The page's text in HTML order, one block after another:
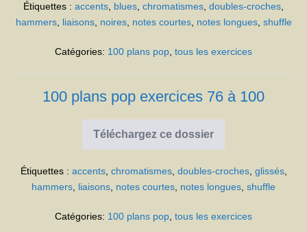
exercices
51
à
Étiquettes : accents, blues, chromatismes, doubles-croches,
hammers, liaisons, noires, notes courtes, notes longues, shuffle
Catégories: 100 plans pop, tous les exercices
100 plans pop exercices 76 à 100
Téléchargez ce dossier
100
plans
exercices
76
à
Étiquettes : accents, chromatismes, doubles-croches, glissés,
hammers, liaisons, notes courtes, notes longues, shuffle
Catégories: 100 plans pop, tous les exercices